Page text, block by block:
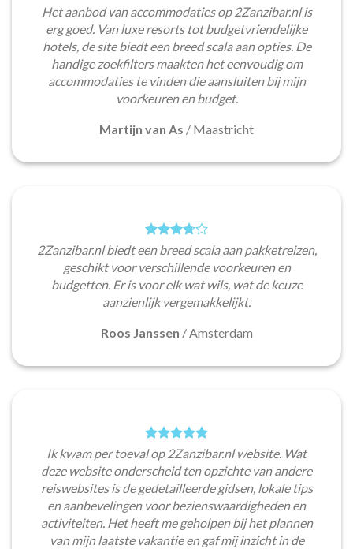
Het aanbod van accommodaties op 2Zanzibar.nl is
erg goed. Van luxe resorts tot budgetvriendelijke
hotels, de site biedt een breed scala aan opties. De
handige zoekfilters maakten het eenvoudig om
accommodaties te vinden die aansluiten bij mijn
voorkeuren en budget.
Martijn van As / Maastricht
2Zanzibar.nl biedt een breed scala aan pakketreizen,
geschikt voor verschillende voorkeuren en
budgetten. Er is voor elk wat wils, wat de keuze
aanzienlijk vergemakkelijkt.
Roos Janssen /Amsterdam
Ik kwam per toeval op 2Zanzibar.nl website. Wat
deze website onderscheid ten opzichte van andere
reiswebsites is de gedetailleerde gidsen, lokale tips
en aanbevelingen voor bezienswaardigheden en
activiteiten. Het heeft me geholpen bij het plannen
van mijn laatste vakantie en gaf mij inzicht in de